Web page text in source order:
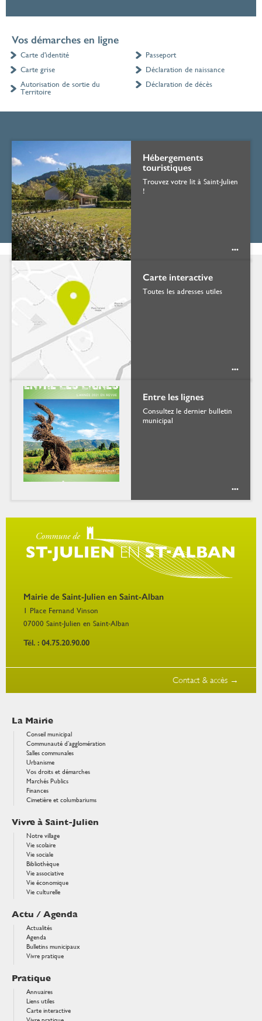
Vos démarches en ligne
Carte d'identité
Passeport
Carte grise
Déclaration de naissance
Autorisation de sortie du
Territoire
Déclaration de décès
Hébergements
touristiques
Trouvez votre lit à Saint-Julien
!
...
Carte interactive
Toutes les adresses utiles
...
Entre les lignes
Consultez le dernier bulletin
municipal
...
Mairie de Saint-Julien en Saint-Alban
1 Place Fernand Vinson
07000 Saint-Julien en Saint-Alban
Tél. : 04.75.20.90.00
Contact & accès →
La Mairie
Conseil municipal
Communauté d’agglomération
Salles communales
Urbanisme
Vos droits et démarches
Marchés Publics
Finances
Cimetière et columbariums
Vivre à Saint-Julien
Notre village
Vie scolaire
Vie sociale
Bibliothèque
Vie associative
Vie économique
Vie culturelle
Actu / Agenda
Actualités
Agenda
Bulletins municipaux
Vivre pratique
Pratique
Annuaires
Liens utiles
Carte interactive